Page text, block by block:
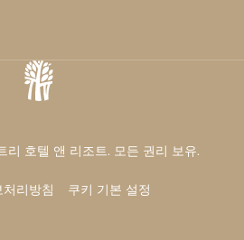
호텔 앤 리조트. 모든 권리 보유.
리방침 쿠키 기본 설정